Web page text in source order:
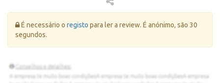
Erro:
É necessário o registo para ler a review. É anónimo, são 30
segundos.